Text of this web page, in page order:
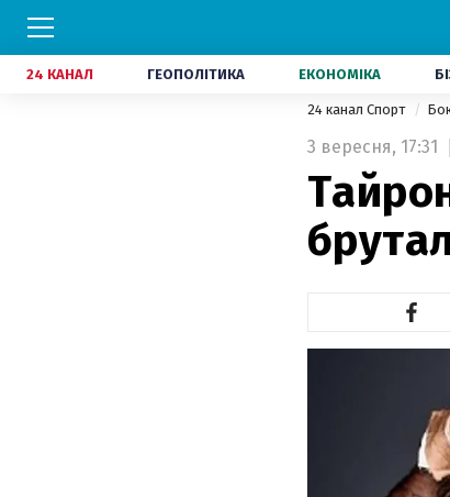
24 КАНАЛ ГЕОПОЛІТИКА ЕКОНОМІКА
24 канал Спорт
3 вересня, 17:31